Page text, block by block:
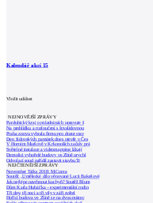
Kalendář akcí 15
Vložit událost
NEJNOVĚJŠÍ ZPRÁVY
Pardubický kraj o prázdninách upravuje š
Na prohlídku a rozloučení s Invalidovnou
Praha znovu vybrala firmu pro dozor stav
Den židovských památek dnes otevře v Čes
V Horním Maršově v Krkonoších začaly prá
Světelné instalace a videomapping lákají
Demolici vyhořelé budovy ve Zlíně urychl
Odvolací soud nařídil zastavit stavbu Tr
NEJČTENĚJŠÍ ZPRÁVY
November Talks 2018: M.Corea
Soutěž „Umělecké dílo věnované Lucii Bakešové
Jak nejlépe navrhnout kuchyň? Soutěž Blum
Dům Karla Hubáčka – experimentální rodin
Tři dny, tři noci a tři vily v záři světel
Hořící budova ve Zlíně se na dvou místec